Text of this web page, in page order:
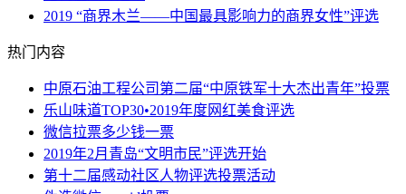
2019 “商界木兰——中国最具影响力的商界女性”评选
热门内容
中原石油工程公司第二届“中原铁军十大杰出青年”投票
乐山味道TOP30•2019年度网红美食评选
微信拉票多少钱一票
2019年2月青岛“文明市民”评选开始
第十二届感动社区人物评选投票活动